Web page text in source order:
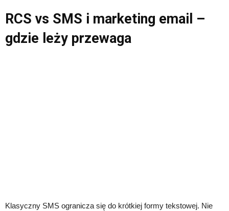
RCS vs SMS i marketing email –
gdzie leży przewaga
Klasyczny SMS ogranicza się do krótkiej formy tekstowej. Nie